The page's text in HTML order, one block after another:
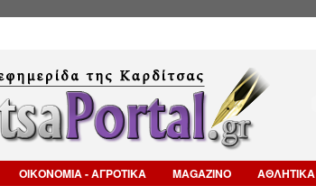
ΟΙΚΟΝΟΜΙΑ - ΑΓΡΟΤΙΚΑ MAGAZINO ΑΘΛΗΤΙΚΑ